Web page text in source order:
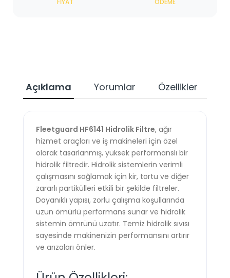
FIYAT
ÖDEME
Açıklama Yorumlar Özellikler
Fleetguard HF6141 Hidrolik Filtre, ağır
hizmet araçları ve iş makineleri için özel
olarak tasarlanmış, yüksek performanslı bir
hidrolik filtredir. Hidrolik sistemlerin verimli
çalışmasını sağlamak için kir, tortu ve diğer
zararlı partikülleri etkili bir şekilde filtreler.
Dayanıklı yapısı, zorlu çalışma koşullarında
uzun ömürlü performans sunar ve hidrolik
sistemin ömrünü uzatır. Temiz hidrolik sıvısı
sayesinde makinenizin performansını artırır
ve arızaları önler.